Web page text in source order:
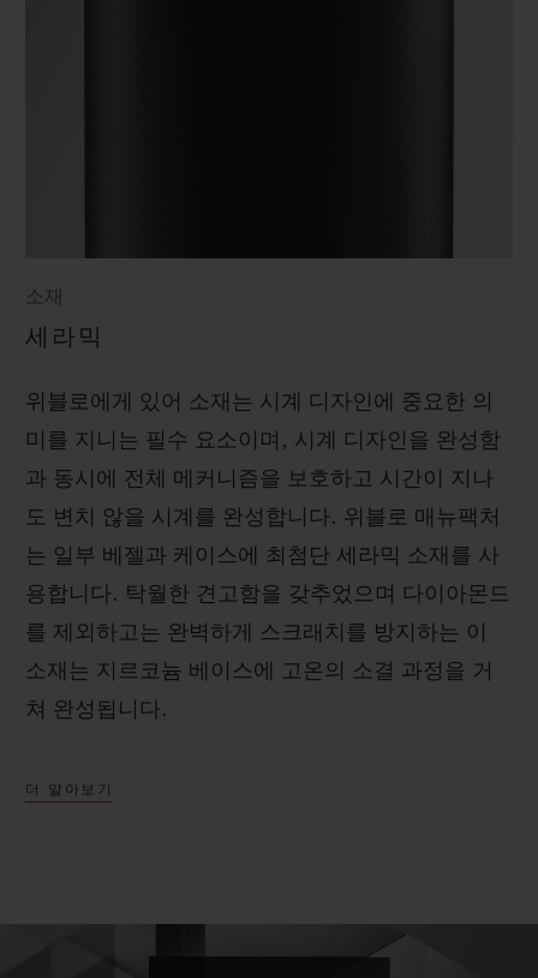
소재
세라믹
위블로에게 있어 소재는 시계 디자인에 중요한 의
미를 지니는 필수 요소이며, 시계 디자인을 완성함
과 동시에 전체 메커니즘을 보호하고 시간이 지나
도 변치 않을 시계를 완성합니다. 위블로 매뉴팩처
는 일부 베젤과 케이스에 최첨단 세라믹 소재를 사
용합니다. 탁월한 견고함을 갖추었으며 다이아몬드
를 제외하고는 완벽하게 스크래치를 방지하는 이
소재는 지르코늄 베이스에 고온의 소결 과정을 거
쳐 완성됩니다.
더 알아보기